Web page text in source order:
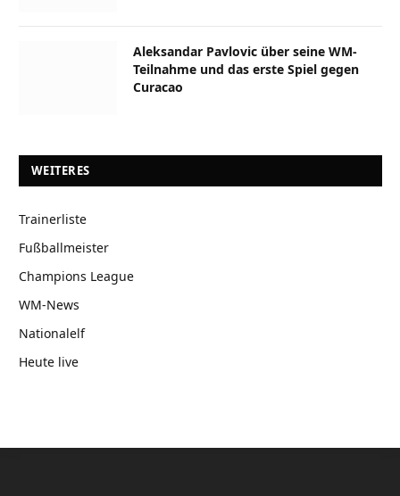
Aleksandar Pavlovic über seine WM-
Teilnahme und das erste Spiel gegen
Curacao
WEITERES
Trainerliste
Fußballmeister
Champions League
WM-News
Nationalelf
Heute live